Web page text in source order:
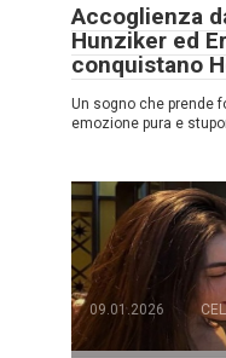
Accoglienza
Hunziker ed
conquistano
Un sogno che prende
emozione pura e
09.01.2026